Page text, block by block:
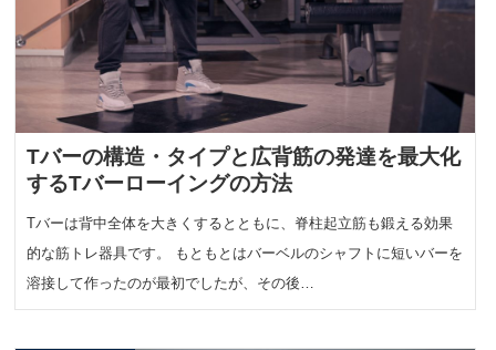
Tバーの構造・タイプと広背筋の発達を最大化
するTバーローイングの方法
Tバーは背中全体を大きくするとともに、脊柱起立筋も鍛える効果
的な筋トレ器具です。 もともとはバーベルのシャフトに短いバーを
溶接して作ったのが最初でしたが、その後…